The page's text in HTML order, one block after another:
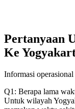
Pertanyaan
Ke
Informasi
Q1: Berapa lama
Untuk wilayah